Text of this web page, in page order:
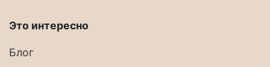
Это интересно
Блог